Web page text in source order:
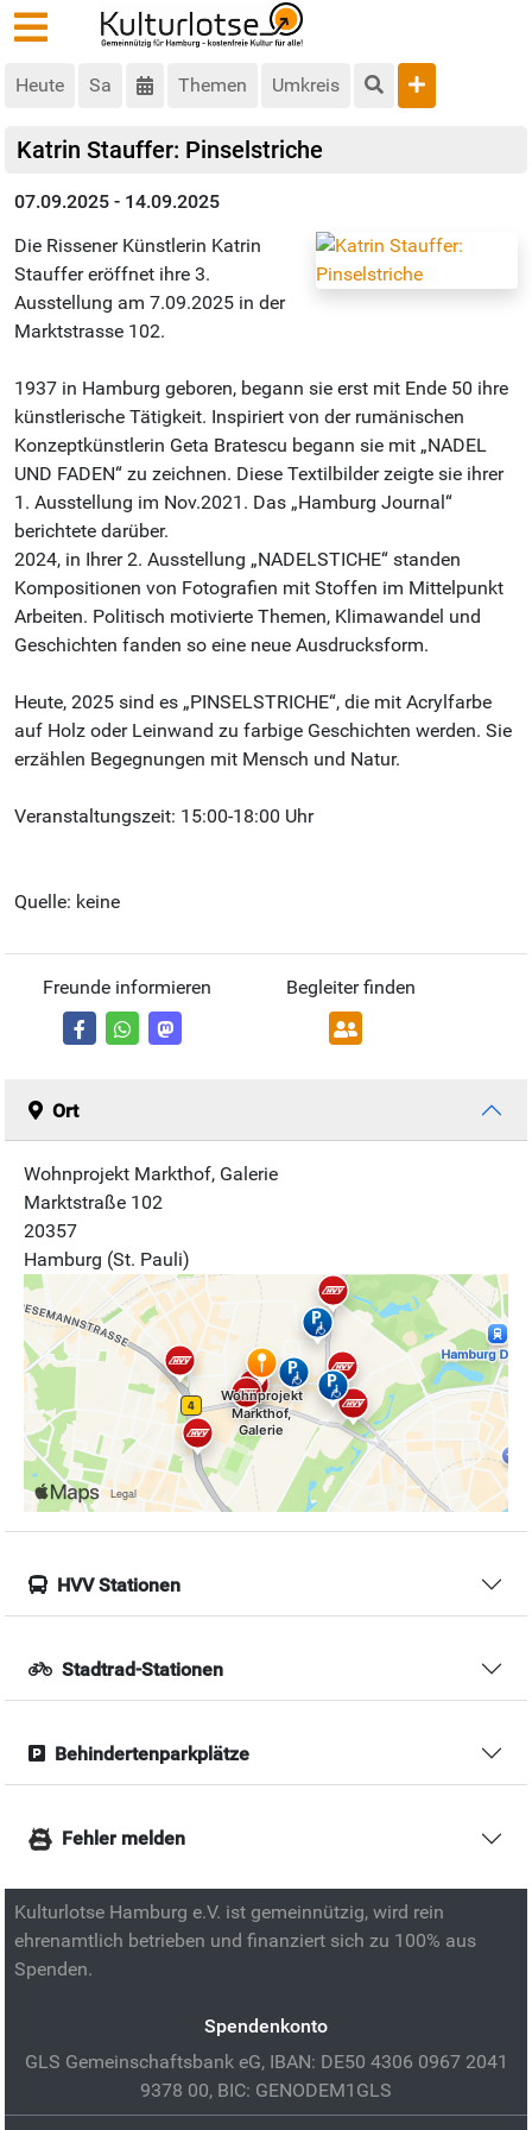
Heute Sa Themen Umkreis
Katrin Stauffer: Pinselstriche
07.09.2025 - 14.09.2025
Die Rissener Künstlerin Katrin
Stauffer eröffnet ihre 3.
Ausstellung am 7.09.2025 in der
Marktstrasse 102.
1937 in Hamburg geboren, begann sie erst mit Ende 50 ihre
künstlerische Tätigkeit. Inspiriert von der rumänischen
Konzeptkünstlerin Geta Bratescu begann sie mit „NADEL
UND FADEN“ zu zeichnen. Diese Textilbilder zeigte sie ihrer
1. Ausstellung im Nov.2021. Das „Hamburg Journal“
berichtete darüber.
2024, in Ihrer 2. Ausstellung „NADELSTICHE“ standen
Kompositionen von Fotografien mit Stoffen im Mittelpunkt
Arbeiten. Politisch motivierte Themen, Klimawandel und
Geschichten fanden so eine neue Ausdrucksform.
Heute, 2025 sind es „PINSELSTRICHE“, die mit Acrylfarbe
auf Holz oder Leinwand zu farbige Geschichten werden. Sie
erzählen Begegnungen mit Mensch und Natur.
Veranstaltungszeit: 15:00-18:00 Uhr
Quelle: keine
Freunde informieren Begleiter finden
Ort
Wohnprojekt Markthof, Galerie
Marktstraße 102
20357
Hamburg (St. Pauli)
HVV Stationen
Stadtrad-Stationen
Behindertenparkplätze
Fehler melden
Kulturlotse Hamburg e.V. ist gemeinnützig, wird rein
ehrenamtlich betrieben und finanziert sich zu 100% aus
Spenden.
Spendenkonto
GLS Gemeinschaftsbank eG, IBAN: DE50 4306 0967 2041
9378 00, BIC: GENODEM1GLS